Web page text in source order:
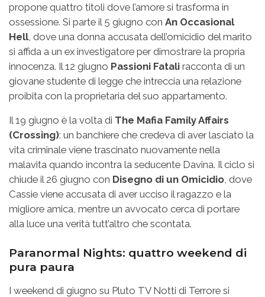
propone quattro titoli dove l’amore si trasforma in
ossessione. Si parte il 5 giugno con An Occasional
Hell, dove una donna accusata dell’omicidio del marito
si affida a un ex investigatore per dimostrare la propria
innocenza. Il 12 giugno Passioni Fatali racconta di un
giovane studente di legge che intreccia una relazione
proibita con la proprietaria del suo appartamento.
Il 19 giugno è la volta di The Mafia Family Affairs
(Crossing): un banchiere che credeva di aver lasciato la
vita criminale viene trascinato nuovamente nella
malavita quando incontra la seducente Davina. Il ciclo si
chiude il 26 giugno con Disegno di un Omicidio , dove
Cassie viene accusata di aver ucciso il ragazzo e la
migliore amica, mentre un avvocato cerca di portare
alla luce una verità tutt’altro che scontata.
Paranormal Nights: quattro weekend di
pura paura
I weekend di giugno su Pluto TV Notti di Terrore si